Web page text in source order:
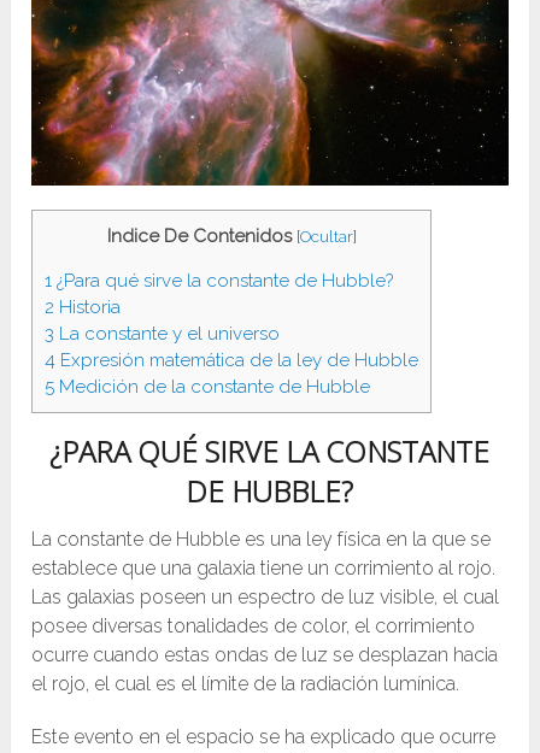
Indice De Contenidos [Ocultar]
1 ¿Para qué sirve la constante de Hubble?
2 Historia
3 La constante y el universo
4 Expresión matemática de la ley de Hubble
5 Medición de la constante de Hubble
¿PARA QUÉ SIRVE LA CONSTANTE
DE HUBBLE?
La constante de Hubble es una ley física en la que se
establece que una galaxia tiene un corrimiento al rojo.
Las galaxias poseen un espectro de luz visible, el cual
posee diversas tonalidades de color, el corrimiento
ocurre cuando estas ondas de luz se desplazan hacia
el rojo, el cual es el límite de la radiación lumínica.
Este evento en el espacio se ha explicado que ocurre